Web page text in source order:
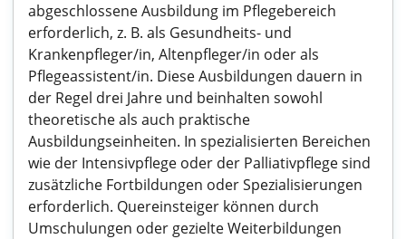
abgeschlossene Ausbildung im Pflegebereich
erforderlich, z. B. als Gesundheits- und
Krankenpfleger/in, Altenpfleger/in oder als
Pflegeassistent/in. Diese Ausbildungen dauern in
der Regel drei Jahre und beinhalten sowohl
theoretische als auch praktische
Ausbildungseinheiten. In spezialisierten Bereichen
wie der Intensivpflege oder der Palliativpflege sind
zusätzliche Fortbildungen oder Spezialisierungen
erforderlich. Quereinsteiger können durch
Umschulungen oder gezielte Weiterbildungen